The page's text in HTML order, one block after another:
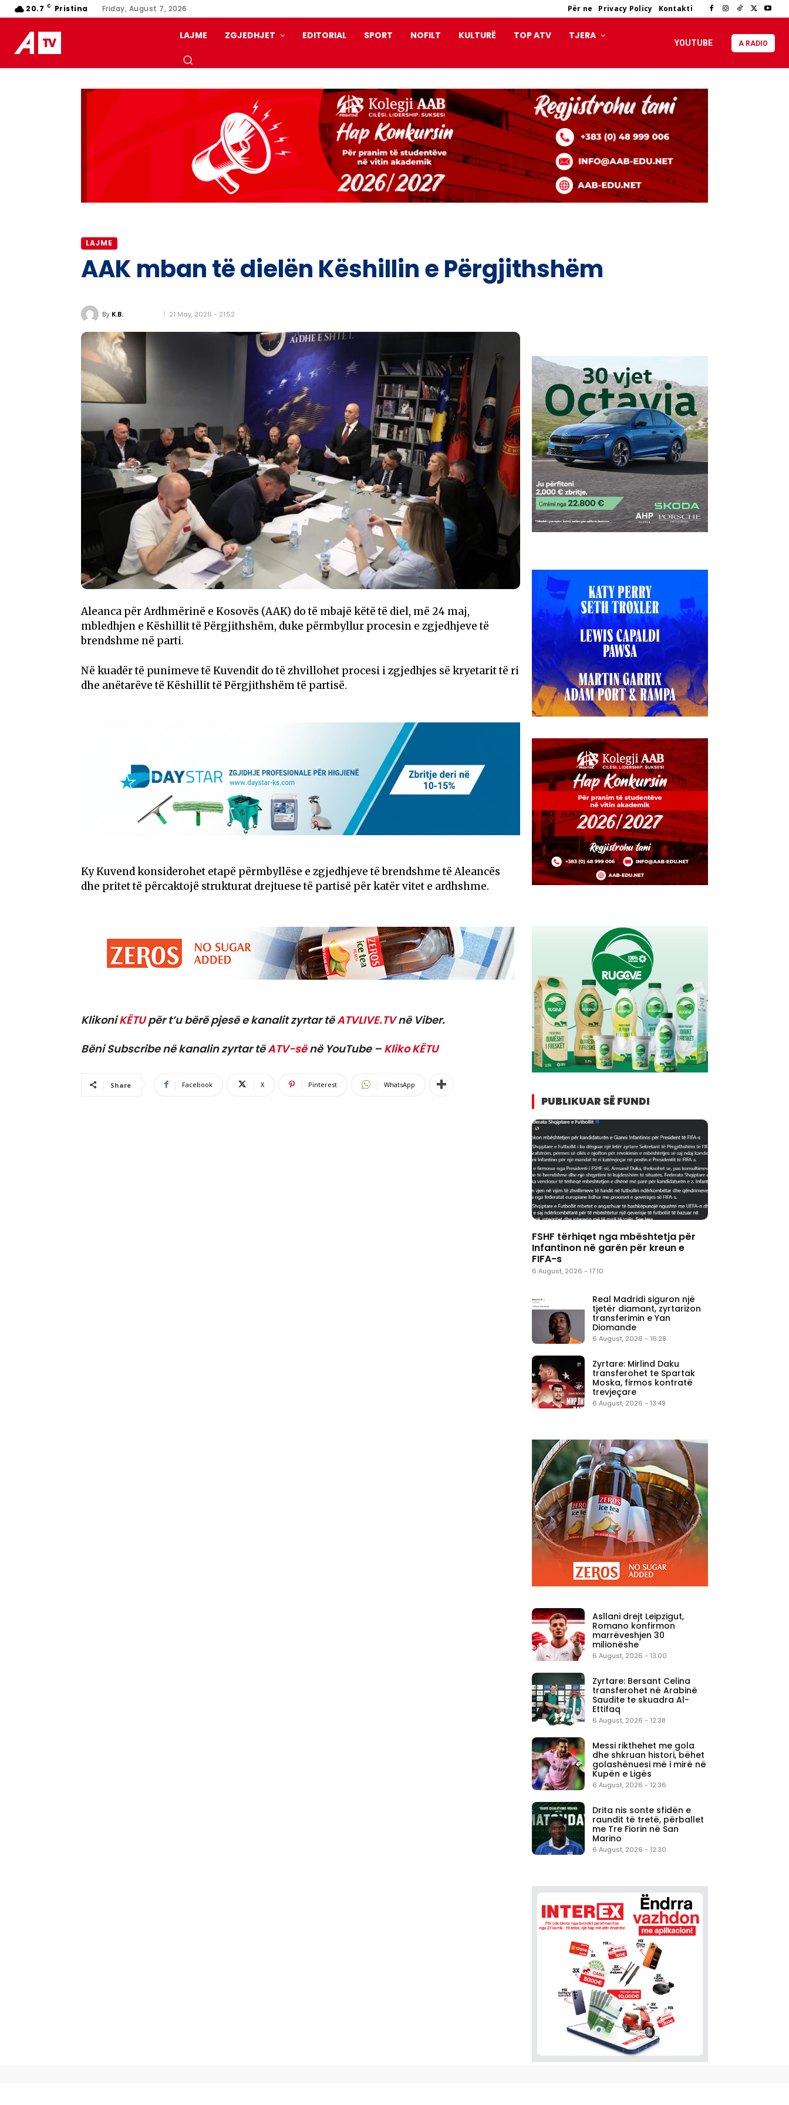
20.7 C Pristina Friday, August 7, 2026 Për ne Privacy Policy Kontakti
LAJME ZGJEDHJET EDITORIAL SPORT NOFILT KULTURË TOP ATV TJERA
YOUTUBE A RADIO
LAJME
AAK mban të dielën Këshillin e Përgjithshëm
By K.B. 21 May, 2026 - 21:52
Aleanca për Ardhmërinë e Kosovës (AAK) do të mbajë këtë të diel, më 24 maj,
mbledhjen e Këshillit të Përgjithshëm, duke përmbyllur procesin e zgjedhjeve të
brendshme në parti.
Në kuadër të punimeve të Kuvendit do të zhvillohet procesi i zgjedhjes së kryetarit të ri
dhe anëtarëve të Këshillit të Përgjithshëm të partisë.
Ky Kuvend konsiderohet etapë përmbyllëse e zgjedhjeve të brendshme të Aleancës
dhe pritet të përcaktojë strukturat drejtuese të partisë për katër vitet e ardhshme.
KlikoniKËTUpër t’u bërë pjesë e kanalit zyrtar tëATVLIVE.TVnë Viber.
Bëni Subscribe në kanalin zyrtar tëATV-sënë YouTube – Kliko KËTU
Share Facebook X Pinterest WhatsApp
PUBLIKUAR SË FUNDI
FSHF tërhiqet nga mbështetja për
Infantinon në garën për kreun e
FIFA-s
6 August, 2026 - 17:10
Real Madridi siguron një
tjetër diamant, zyrtarizon
transferimin e Yan
Diomande
6 August, 2026 - 16:28
Zyrtare: Mirlind Daku
transferohet te Spartak
Moska, firmos kontratë
trevjeçare
6 August, 2026 - 13:49
Asllani drejt Leipzigut,
Romano konfirmon
marrëveshjen 30
milionëshe
6 August, 2026 - 13:00
Zyrtare: Bersant Celina
transferohet në Arabinë
Saudite te skuadra Al-
Ettifaq
6 August, 2026 - 12:38
Messi rikthehet me gola
dhe shkruan histori, bëhet
golashënuesi më i mirë në
Kupën e Ligës
6 August, 2026 - 12:36
Drita nis sonte sfidën e
raundit të tretë, përballet
me Tre Fiorin në San
Marino
6 August, 2026 - 12:30